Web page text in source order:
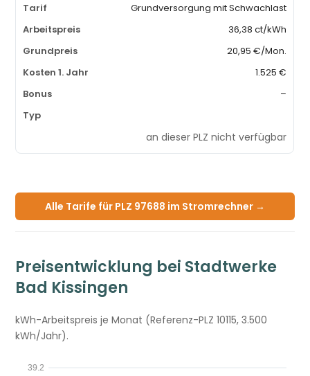
Grundversorgung mit Schwachlast
36,38 ct/kWh
20,95 €/Mon.
1.525 €
–
an dieser PLZ nicht verfügbar
Alle Tarife für PLZ 97688 im Stromrechner →
Preisentwicklung bei Stadtwerke
Bad Kissingen
kWh-Arbeitspreis je Monat (Referenz-PLZ 10115, 3.500
kWh/Jahr).